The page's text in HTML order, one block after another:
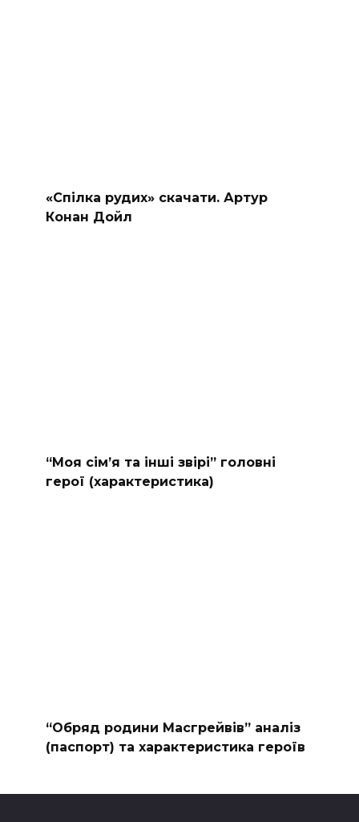
«Спілка рудих» скачати. Артур
Конан Дойл
“Моя сімʼя та інші звірі” головні
герої (характеристика)
“Обряд родини Масгрейвів” аналіз
(паспорт) та характеристика героїв